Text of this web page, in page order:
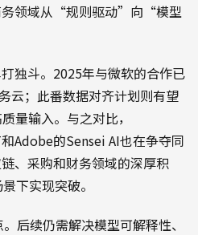
务领域从“规则驱动”向“模型
独斗。2025年与微软的合作已
云；此番数据对齐计划则有望
量输入。与之对比，
Adobe的Sensei AI也在争夺同
、采购和财务领域的深厚积
下实现突破。
后续仍需解决模型可解释性、